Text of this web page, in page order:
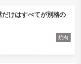
だけはすべてが別格の
焼肉